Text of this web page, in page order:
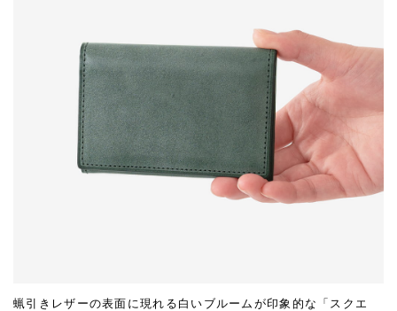
蝋引きレザーの表面に現れる白いブルームが印象的な「スクエ